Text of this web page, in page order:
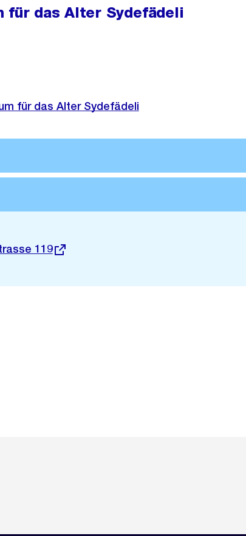
für das Alter Sydefädeli
119
für das Alter Sydefädeli